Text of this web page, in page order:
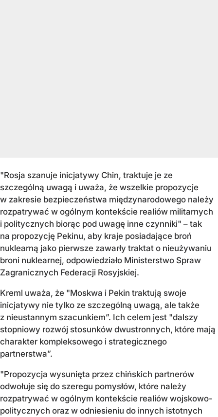
"Rosja szanuje inicjatywy Chin, traktuje je ze
szczególną uwagą i uważa, że wszelkie propozycje
w zakresie bezpieczeństwa międzynarodowego należy
rozpatrywać w ogólnym kontekście realiów militarnych
i politycznych biorąc pod uwagę inne czynniki" – tak
na propozycję Pekinu, aby kraje posiadające broń
nuklearną jako pierwsze zawarły traktat o nieużywaniu
broni nuklearnej, odpowiedziało Ministerstwo Spraw
Zagranicznych Federacji Rosyjskiej.
Kreml uważa, że "Moskwa i Pekin traktują swoje
inicjatywy nie tylko ze szczególną uwagą, ale także
z nieustannym szacunkiem”. Ich celem jest "dalszy
stopniowy rozwój stosunków dwustronnych, które mają
charakter kompleksowego i strategicznego
partnerstwa”.
"Propozycja wysunięta przez chińskich partnerów
odwołuje się do szeregu pomysłów, które należy
rozpatrywać w ogólnym kontekście realiów wojskowo-
politycznych oraz w odniesieniu do innych istotnych